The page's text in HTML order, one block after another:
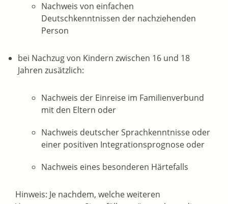
Nachweis von einfachen
Deutschkenntnissen der nachziehenden
Person
bei Nachzug von Kindern zwischen 16 und 18
Jahren zusätzlich:
Nachweis der Einreise im Familienverbund
mit den Eltern oder
Nachweis deutscher Sprachkenntnisse oder
einer positiven Integrationsprognose oder
Nachweis eines besonderen Härtefalls
Hinweis: Je nachdem, welche weiteren